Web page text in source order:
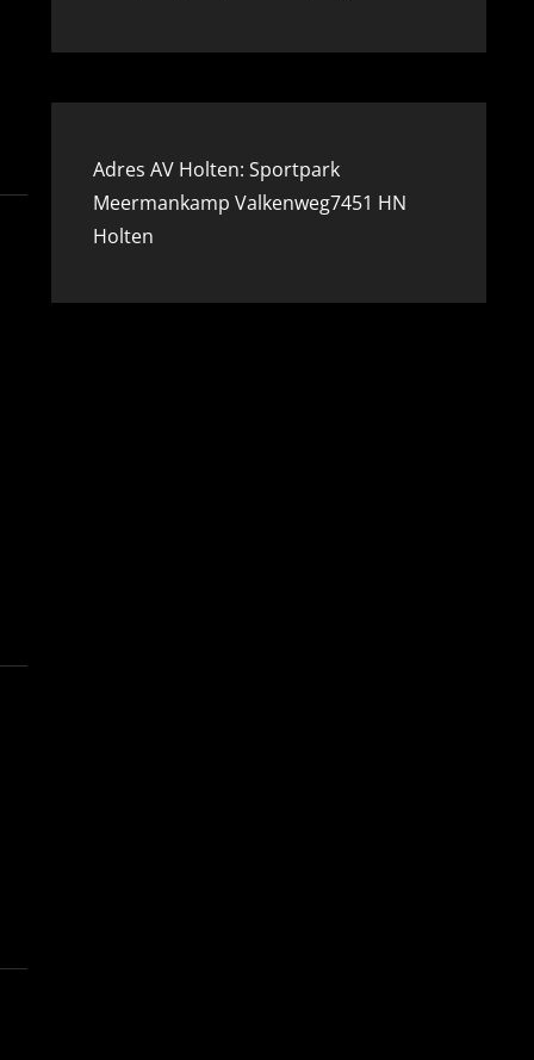
Adres AV Holten: Sportpark
Meermankamp Valkenweg7451 HN
Holten